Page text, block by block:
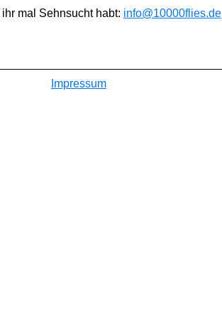
mal Sehnsucht habt: info@10000flies.de
Impressum